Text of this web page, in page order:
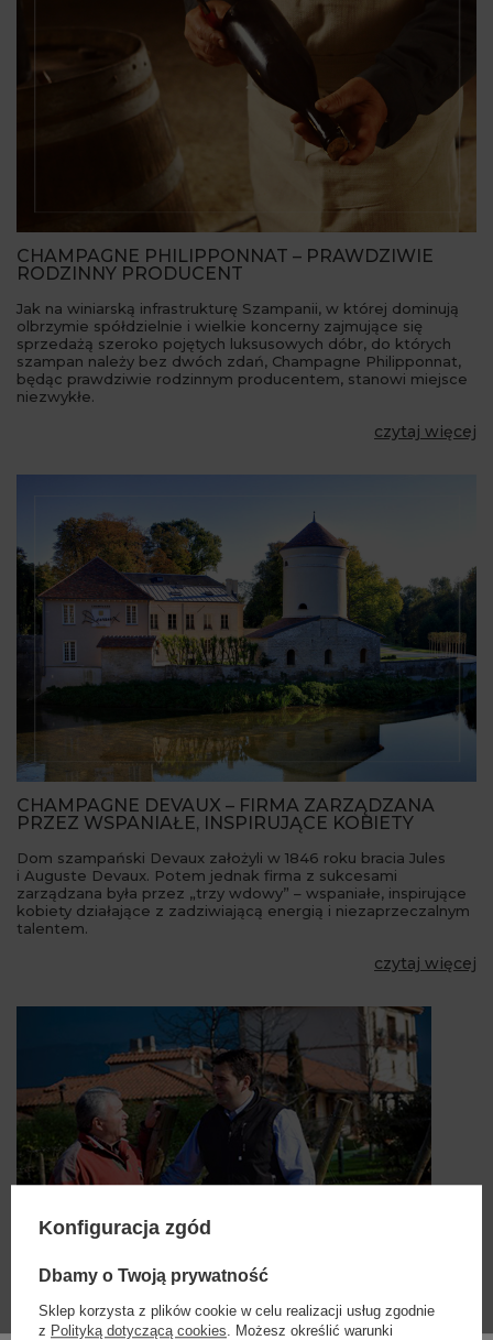
CHAMPAGNE PHILIPPONNAT – PRAWDZIWIE
RODZINNY PRODUCENT
Jak na winiarską infrastrukturę Szampanii, w której dominują
olbrzymie spółdzielnie i wielkie koncerny zajmujące się
sprzedażą szeroko pojętych luksusowych dóbr, do których
szampan należy bez dwóch zdań, Champagne Philipponnat,
będąc prawdziwie rodzinnym producentem, stanowi miejsce
niezwykłe.
czytaj więcej
CHAMPAGNE DEVAUX – FIRMA ZARZĄDZANA
PRZEZ WSPANIAŁE, INSPIRUJĄCE KOBIETY
Dom szampański Devaux założyli w 1846 roku bracia Jules
i Auguste Devaux. Potem jednak firma z sukcesami
zarządzana była przez „trzy wdowy” – wspaniałe, inspirujące
kobiety działające z zadziwiającą energią i niezaprzeczalnym
talentem.
czytaj więcej
BODEGAS SANTALBA
Konfiguracja zgód
Dbamy o Twoją prywatność
Sklep korzysta z plików cookie w celu realizacji usług zgodnie
z Polityką dotyczącą cookies . Możesz określić warunki